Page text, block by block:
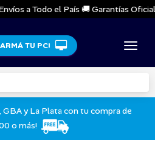
a Todo el País 🚚 Garantías
TU PC!
GBA y La Plata con tu compra de
o más!